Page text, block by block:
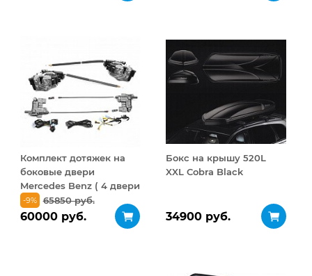
Комплект дотяжек на
боковые двери
Mercedes Benz ( 4 двери
) Type 165850 руб.
-9%
60000 руб.
Бокс на крышу 520L
XXL Cobra Black
34900 руб.